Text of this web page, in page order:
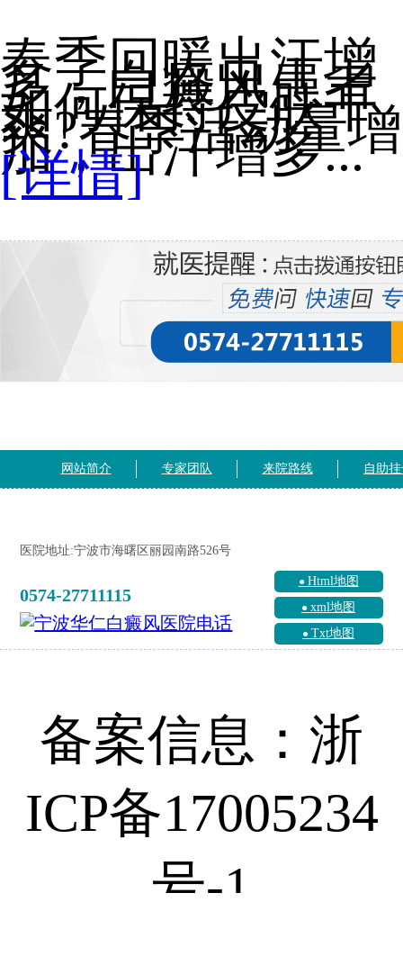
春季回暖出汗增
多，白癜风患者
如何保持皮肤干
爽?春季活动量增
加，出汗增多...
[详情]
网站简介 专家团队 来院路线 自助
医院地址:宁波市海曙区丽园南路526号
0574-27711115
Html地图
xml地图
Txt地图
备案信息：浙
ICP备17005234
号-1